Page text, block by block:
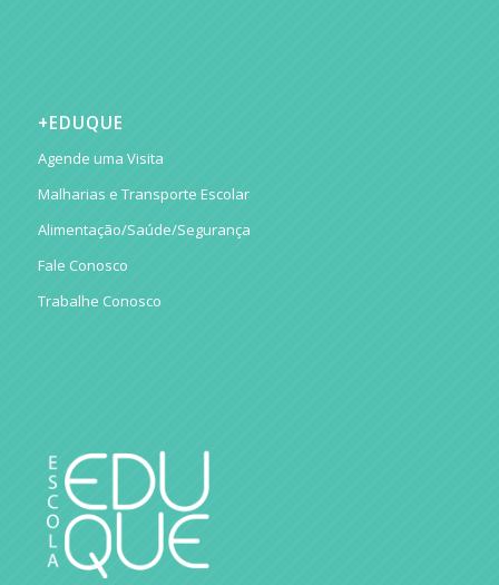
+EDUQUE
Agende uma Visita
Malharias e Transporte Escolar
Alimentação/Saúde/Segurança
Fale Conosco
Trabalhe Conosco